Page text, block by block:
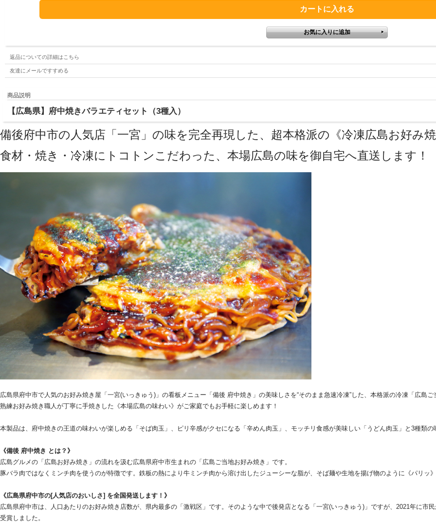
返品についての詳細はこちら
友達にメールですすめる
商品説明
【広島県】府中焼きバラエティセット（3種入）
備後府中市の人気店「一宮」の味を完全再現した、超本格派の《冷凍広島お好み
食材・焼き・冷凍にトコトンこだわった、本場広島の味を御自宅へ直送します！
広島県府中市で人気のお好み焼き屋「一宮(いっきゅう)」の看板メニュー「備後 府中焼き」の美味しさを“そのまま急速冷凍”した、本格派の冷凍「広島
熟練お好み焼き職人が丁寧に手焼きした《本場広島の味わい》がご家庭でもお手軽に楽しめます！
本製品は、府中焼きの王道の味わいが楽しめる「そば肉玉」、ピリ辛感がクセになる「辛めん肉玉」、モッチリ食感が美味しい「うどん肉玉」と3種類
《備後 府中焼き とは？》
広島グルメの「広島お好み焼き」の流れを汲む広島県府中市生まれの「広島ご当地お好み焼き」です。
豚バラ肉ではなくミンチ肉を使うのが特徴です。鉄板の熱により牛ミンチ肉から溶け出したジューシーな脂が、そば麺や生地を揚げ物のように《パリ
《広島県府中市の[人気店のおいしさ] を全国発送します！》
広島県府中市は、人口あたりのお好み焼き店数が、県内最多の「激戦区」です。そのような中で後発店となる「一宮(いっきゅう)」ですが、2021年に市
受賞しました。